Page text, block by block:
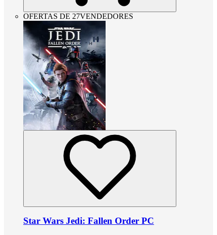
OFERTAS DE 27VENDEDORES
Star Wars Jedi: Fallen Order PC